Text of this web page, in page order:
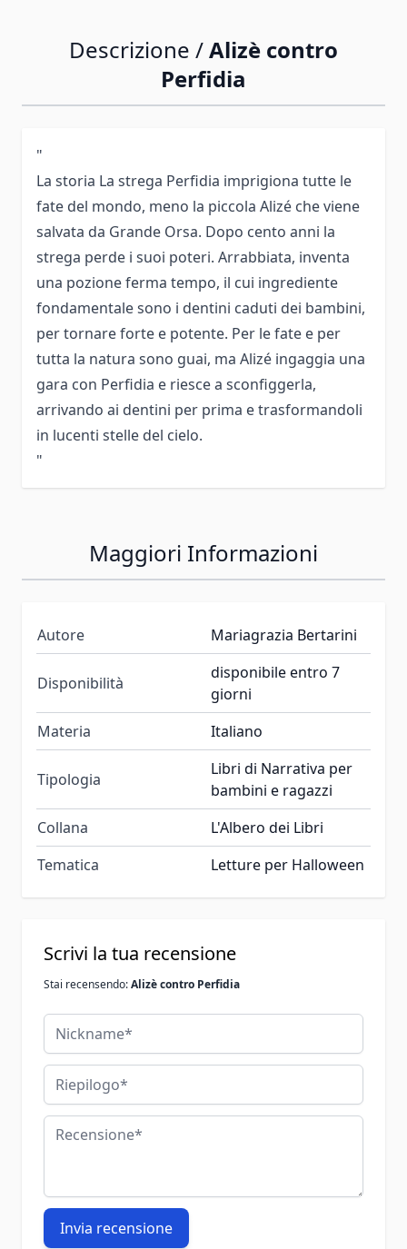
Descrizione /Alizè contro
Perfidia
"
La storia La strega Perfidia imprigiona tutte le
fate del mondo, meno la piccola Alizé che viene
salvata da Grande Orsa. Dopo cento anni la
strega perde i suoi poteri. Arrabbiata, inventa
una pozione ferma tempo, il cui ingrediente
fondamentale sono i dentini caduti dei bambini,
per tornare forte e potente. Per le fate e per
tutta la natura sono guai, ma Alizé ingaggia una
gara con Perfidia e riesce a sconfiggerla,
arrivando ai dentini per prima e trasformandoli
in lucenti stelle del cielo.
"
Maggiori Informazioni
Autore Mariagrazia Bertarini
Disponibilità
disponibile entro 7
giorni
Materia
Italiano
Tipologia
Libri di Narrativa per
bambini e ragazzi
Collana
L'Albero dei Libri
Tematica
Letture per Halloween
Scrivi la tua recensione
Stai recensendo:Alizè contro Perfidia
Nickname
Riepilogo
Recensione
Invia recensione